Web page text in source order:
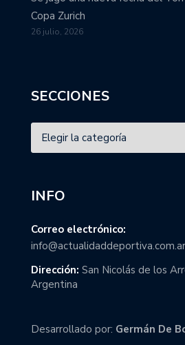
Copa Zurich
26 julio, 2026
SECCIONES
INFO
Correo electrónico:
info@actualidaddeportiva.com.ar
Dirección: San Nicolás de los
Argentina
Desarrollado por: Germán De